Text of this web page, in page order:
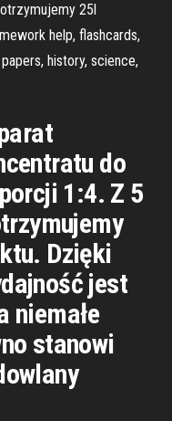
25l
help, flashcards,
history, science,
do
1:4. Z 5
Dzięki
jest
niemałe
stanowi